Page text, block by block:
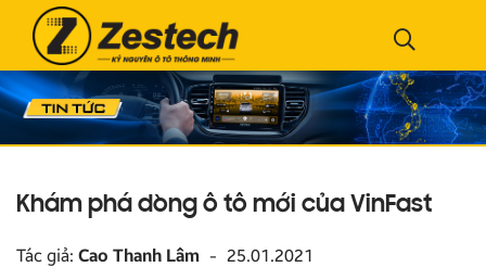
Khám phá dòng ô tô mới của VinFast
Tác giả: Cao Thanh Lâm - 25.01.2021